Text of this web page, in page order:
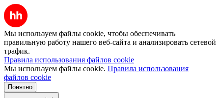
Мы используем файлы cookie, чтобы обеспечивать
правильную работу нашего веб-сайта и анализировать сетевой
трафик.
Правила использования файлов cookie
Мы используем файлы cookie. Правила использования
файлов cookie
Понятно